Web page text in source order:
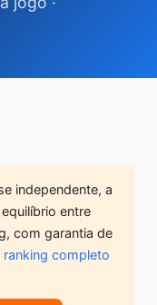
independente, a
entre
com garantia de
ranking completo